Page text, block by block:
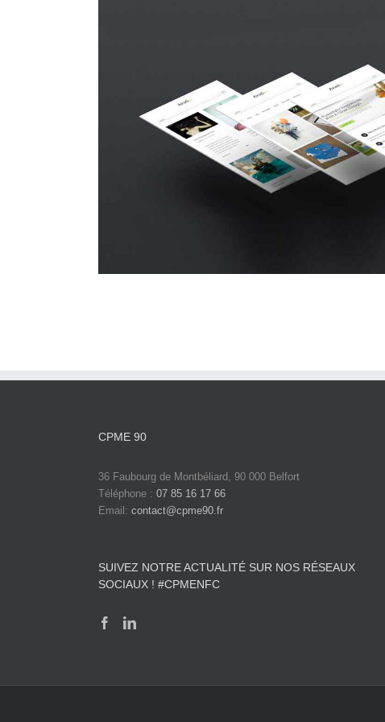
Suspende Phara Urna
Cat 2 Cat 3 Cat 4
CPME 90
36 Faubourg de Montbéliard, 90 000 Belfort
Téléphone : 07 85 16 17 66
Email: contact@cpme90.fr
SUIVEZ NOTRE ACTUALITÉ SUR NOS RÉSEAUX
SOCIAUX ! #CPMENFC